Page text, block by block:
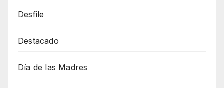
Desfile
Destacado
Día de las Madres